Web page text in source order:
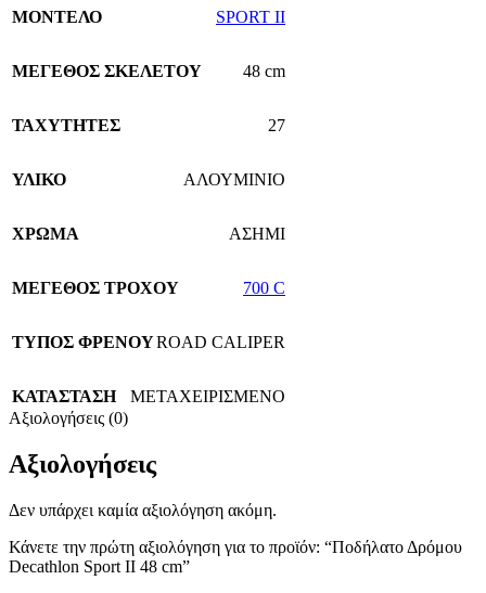
ΜΟΝΤΕΛΟ SPORT II
ΜΕΓΕΘΟΣ ΣΚΕΛΕΤΟΥ 48 cm
ΤΑΧΥΤΗΤΕΣ 27
ΥΛΙΚΟ ΑΛΟΥΜΙΝΙΟ
ΧΡΩΜΑ ΑΣΗΜΙ
ΜΕΓΕΘΟΣ ΤΡΟΧΟΥ 700 C
TΥΠΟΣ ΦΡΕΝΟΥROAD CALIPER
ΚΑΤΑΣΤΑΣΗ
ΜΕΤΑΧΕΙΡΙΣΜΕΝΟ
Αξιολογήσεις (0)
Αξιολογήσεις
Δεν υπάρχει καμία αξιολόγηση ακόμη.
Κάνετε την πρώτη αξιολόγηση για το προϊόν: “Ποδήλατο Δρόμου
Decathlon Sport II 48 cm”